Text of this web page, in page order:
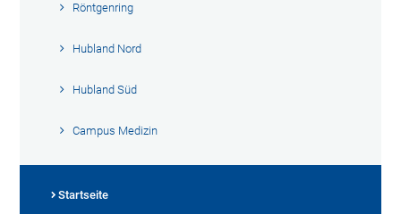
Röntgenring
Hubland Nord
Hubland Süd
Campus Medizin
Startseite